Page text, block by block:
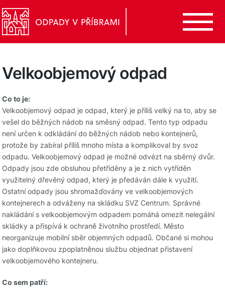
Velkoobjemový odpad
Co to je:
Velkoobjemový odpad je odpad, který je příliš velký na to, aby se
vešel do běžných nádob na směsný odpad. Tento typ odpadu
není určen k odkládání do běžných nádob nebo kontejnerů,
protože by zabíral příliš mnoho místa a komplikoval by svoz
odpadu. Velkoobjemový odpad je možné odvézt na sběrný dvůr.
Odpady jsou zde obsluhou přetříděny a je z nich vytříděn
využitelný dřevěný odpad, který je předáván dále k využití.
Ostatní odpady jsou shromažďovány ve velkoobjemových
kontejnerech a odváženy na skládku SVZ Centrum. Správné
nakládání s velkoobjemovým odpadem pomáhá omezit nelegální
skládky a přispívá k ochraně životního prostředí. Město
neorganizuje mobilní sběr objemných odpadů. Občané si mohou
jako doplňkovou zpoplatněnou službu objednat přistavení
velkoobjemového kontejneru.
Co sem patří: